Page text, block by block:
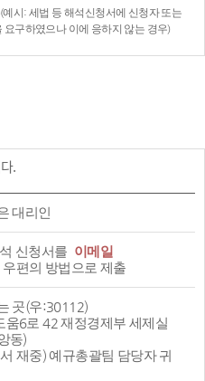
시: 세법 등 해석신청서에 신청자 또는
구하였으나 이에 응하지 않는 경우)
.
대리인
신청서를 이메일
우편의 방법으로 제출
곳(우:30112)
움6로 42 재정경제부 세제실
동)
재중) 예규총괄팀 담당자 귀